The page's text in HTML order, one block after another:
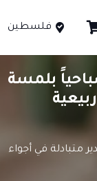
فلسطين
بلمسة
متبادلة في أجواء